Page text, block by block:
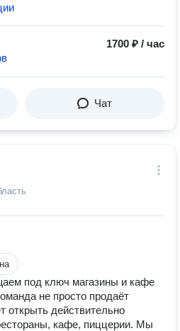
1700 ₽ / час
Чат
под ключ магазины и кафе
не просто продаёт
открыть действительно
кафе, пиццерии. Мы